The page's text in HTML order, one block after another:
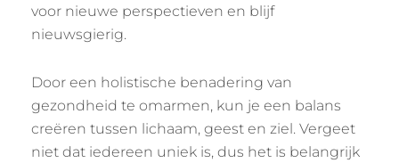
voor nieuwe perspectieven en blijf
nieuwsgierig.
Door een holistische benadering van
gezondheid te omarmen, kun je een balans
creëren tussen lichaam, geest en ziel. Vergeet
niet dat iedereen uniek is, dus het is belangrijk